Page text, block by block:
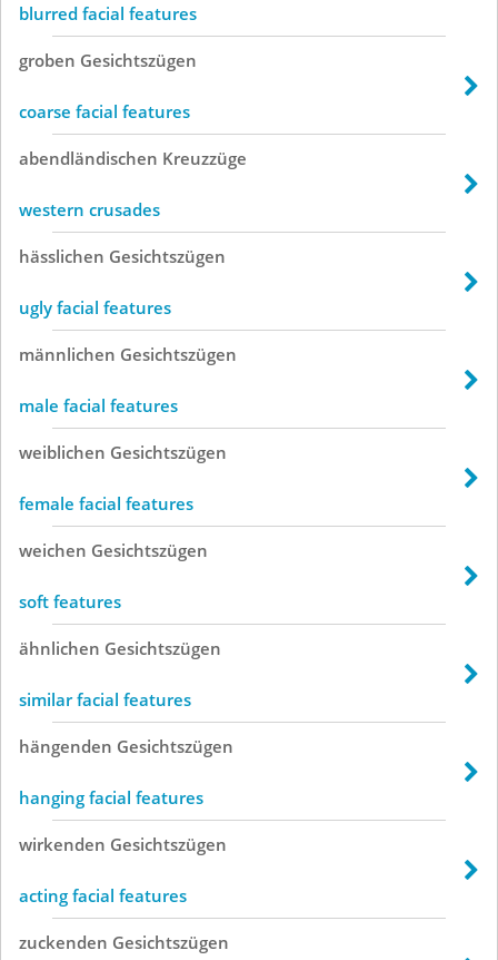
blurred facial features
groben Gesichtszügen
coarse facial features
abendländischen Kreuzzüge
western crusades
hässlichen Gesichtszügen
ugly facial features
männlichen Gesichtszügen
male facial features
weiblichen Gesichtszügen
female facial features
weichen Gesichtszügen
soft features
ähnlichen Gesichtszügen
similar facial features
hängenden Gesichtszügen
hanging facial features
wirkenden Gesichtszügen
acting facial features
zuckenden Gesichtszügen